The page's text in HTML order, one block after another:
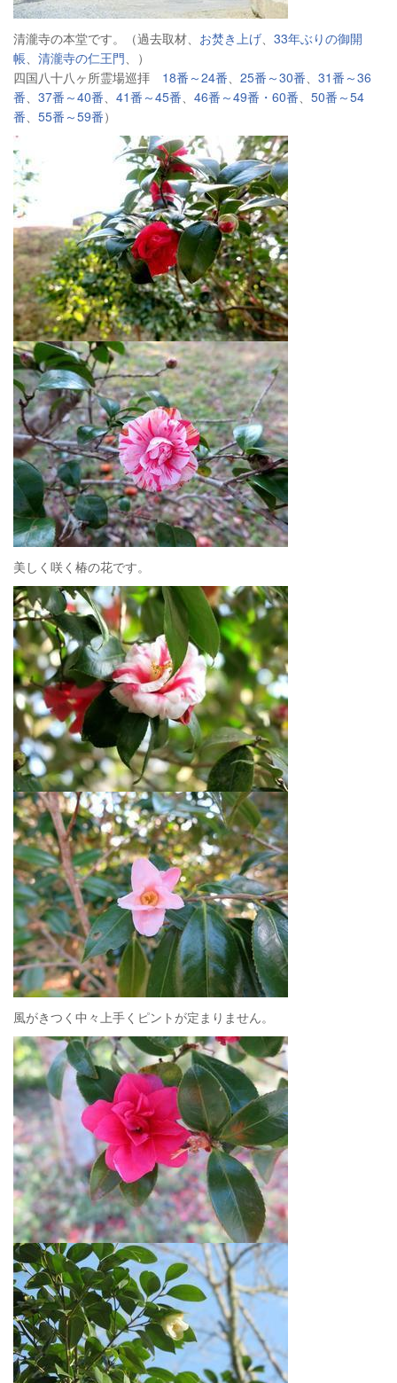
清瀧寺の本堂です。（過去取材、 お焚き上げ、 33年ぶりの御開
帳、 清瀧寺の仁王門、）
四国八十八ヶ所霊場巡拝 18番～24番、 25番～30番、 31番～36
番、 37番～40番、 41番～45番、 46番～49番・60番、 50番～54
番、 55番～59番）
美しく咲く椿の花です。
風がきつく中々上手くピントが定まりません。